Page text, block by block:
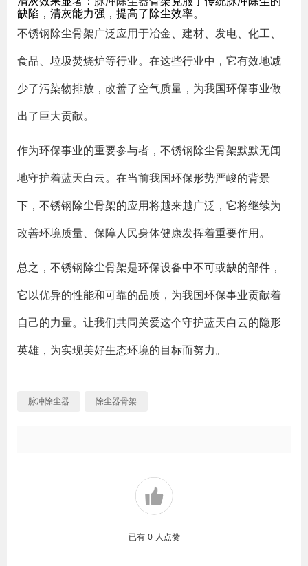
缺陷，清灰能力强，提高了除尘效率。
不锈钢除尘骨架广泛应用于冶金、建材、发电、化工、
食品、垃圾焚烧炉等行业。在这些行业中，它有效地减
少了污染物排放，改善了空气质量，为我国环保事业做
出了巨大贡献。
作为环保事业的重要参与者，不锈钢除尘骨架默默无闻
地守护着蓝天白云。在当前我国环保形势严峻的背景
下，不锈钢除尘骨架的应用将越来越广泛，它将继续为
改善环境质量、保障人民身体健康发挥着重要作用。
总之，不锈钢除尘骨架是环保设备中不可或缺的部件，
它以优异的性能和可靠的品质，为我国环保事业贡献着
自己的力量。让我们共同关爱这个守护蓝天白云的隐形
英雄，为实现美好生态环境的目标而努力。
脉冲除尘器 除尘器骨架
已有 0 人点赞